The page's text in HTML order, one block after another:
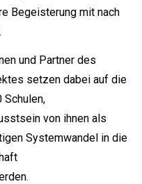
Begeisterung mit nach
und Partner des
setzen dabei auf die
Schulen,
von ihnen als
Systemwandel in die